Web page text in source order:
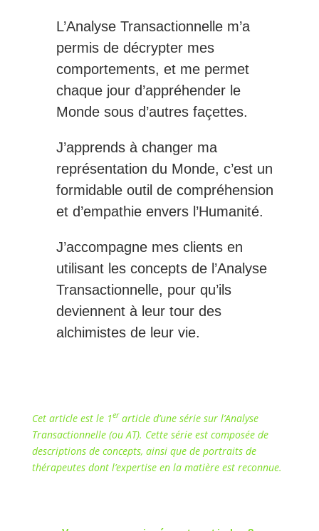
L’Analyse Transactionnelle m’a
permis de décrypter mes
comportements, et me permet
chaque jour d’appréhender le
Monde sous d’autres façettes.
J’apprends à changer ma
représentation du Monde, c’est un
formidable outil de compréhension
et d’empathie envers l’Humanité.
J’accompagne mes clients en
utilisant les concepts de l’Analyse
Transactionnelle, pour qu’ils
deviennent à leur tour des
alchimistes de leur vie.
Cet article est le 1erarticle d’une série sur l’Analyse
Transactionnelle (ou AT). Cette série est composée de
descriptions de concepts, ainsi que de portraits de
thérapeutes dont l’expertise en la matière est reconnue.